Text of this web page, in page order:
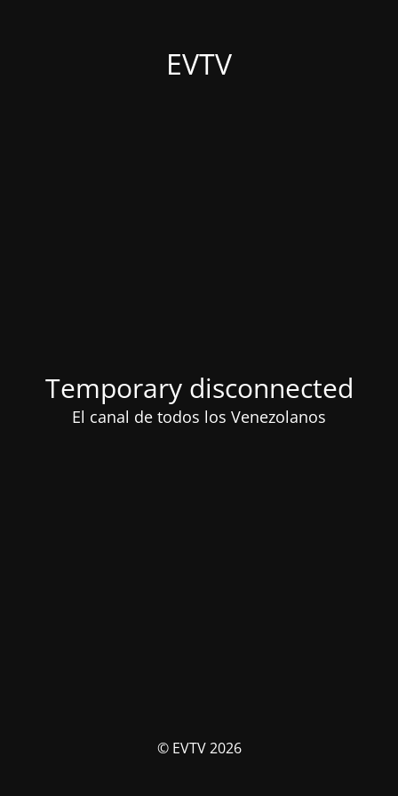
EVTV
Temporary disconnected
El canal de todos los Venezolanos
© EVTV 2026